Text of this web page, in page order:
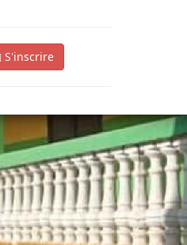
S'inscrire